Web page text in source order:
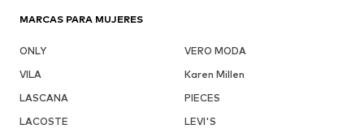
MARCAS PARA MUJERES
ONLY
VERO MODA
VILA
Karen Millen
LASCANA
PIECES
LACOSTE
LEVI'S